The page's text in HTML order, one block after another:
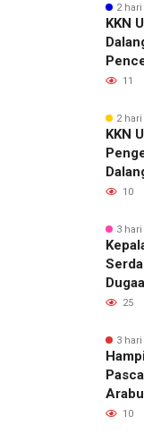
2
KKN
11
2
KKN
Pikir
10
3
Jalur
25
3
10